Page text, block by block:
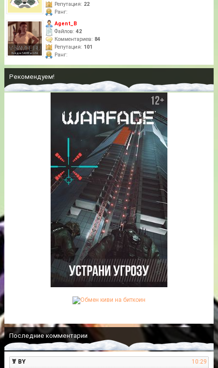
Репутация: 22
Ранг:
Agent_B
Файлов: 42
Комментариев: 84
Репутация: 101
Ранг:
Рекомендуем!
Последние комментарии
10:29
BY